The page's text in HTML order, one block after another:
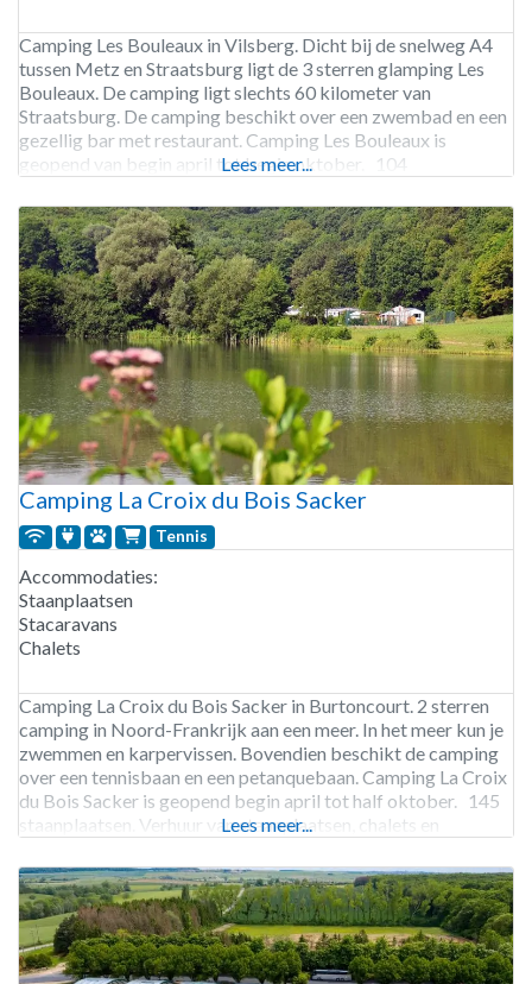
Camping Les Bouleaux in Vilsberg. Dicht bij de snelweg A4
tussen Metz en Straatsburg ligt de 3 sterren glamping Les
Bouleaux. De camping ligt slechts 60 kilometer van
Straatsburg. De camping beschikt over een zwembad en een
gezellig bar met restaurant. Camping Les Bouleaux is
geopend van begin april tot begin oktober. 104
Lees meer...
Camping La Croix du Bois Sacker
Tennis
Accommodaties:
Staanplaatsen
Stacaravans
Chalets
Camping La Croix du Bois Sacker in Burtoncourt. 2 sterren
camping in Noord-Frankrijk aan een meer. In het meer kun je
zwemmen en karpervissen. Bovendien beschikt de camping
over een tennisbaan en een petanquebaan. Camping La Croix
du Bois Sacker is geopend begin april tot half oktober. 145
staanplaatsen. Verhuur van staanplaatsen, chalets en
Lees meer...